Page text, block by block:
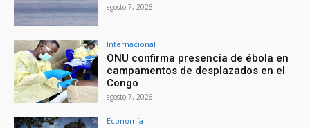
agosto 7, 2026
Internacional
ONU confirma presencia de ébola en
campamentos de desplazados en el
Congo
agosto 7, 2026
Economía